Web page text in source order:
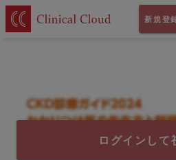
新規登
ログインし